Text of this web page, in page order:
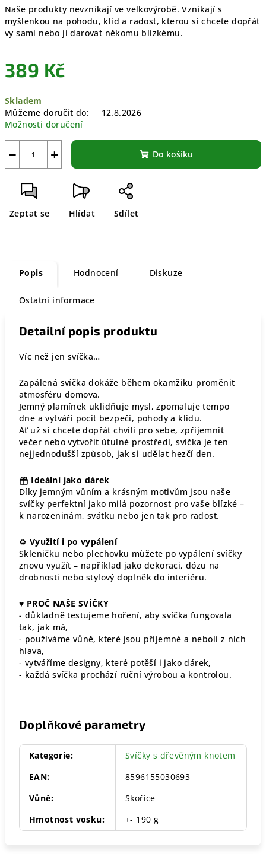
Naše produkty nevznikají ve velkovýrobě. Vznikají s
myšlenkou na pohodu, klid a radost, kterou si chcete dopřát
vy sami nebo ji darovat někomu blízkému.
389 Kč
cena:
Skladem
Můžeme doručit do:
12.8.2026
Možnosti doručení
+
− Do košíku
Zeptat se Hlídat Sdílet
Popis Hodnocení Diskuze
Ostatní informace
Detailní popis produktu
Víc než jen svíčka…
Zapálená svíčka dokáže během okamžiku proměnit
atmosféru domova.
Jemný plamínek uklidňuje mysl, zpomaluje tempo
dne a vytváří pocit bezpečí, pohody a klidu.
Ať už si chcete dopřát chvíli pro sebe, zpříjemnit
večer nebo vytvořit útulné prostředí, svíčka je ten
nejjednodušší způsob, jak si udělat hezčí den.
Ideální jako dárek
Díky jemným vůním a krásným motivům jsou naše
svíčky perfektní jako milá pozornost pro vaše blízké –
k narozeninám, svátku nebo jen tak pro radost.
♻ Využití i po vypálení
Skleničku nebo plechovku můžete po vypálení svíčky
znovu využít – například jako dekoraci, dózu na
drobnosti nebo stylový doplněk do interiéru.
♥ PROČ NAŠE SVÍČKY
- důkladně testujeme hoření, aby svíčka fungovala
tak, jak má,
- používáme vůně, které jsou příjemné a nebolí z nich
hlava,
- vytváříme designy, které potěší i jako dárek,
- každá svíčka prochází ruční výrobou a kontrolou.
Doplňkové parametry
Kategorie:
Svíčky s dřevěným knotem
EAN:
8596155030693
Vůně:
Skořice
Hmotnost vosku: +- 190 g